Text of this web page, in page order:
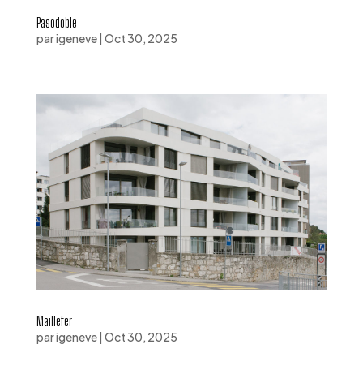
Pasodoble
parigeneve| Oct 30, 2025
Maillefer
parigeneve| Oct 30, 2025